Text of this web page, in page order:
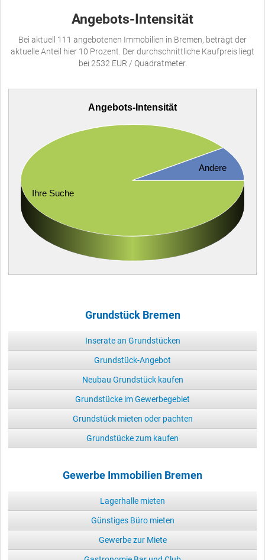
Angebots-Intensität
Bei aktuell 111 angebotenen Immobilien in Bremen, beträgt der
aktuelle Anteil hier 10 Prozent. Der durchschnittliche Kaufpreis liegt
bei 2532 EUR / Quadratmeter.
Angebots-Intensität
Ihre Suche
Andere
Grundstück Bremen
Inserate an Grundstücken
Grundstück-Angebot
Neubau Grundstück kaufen
Grundstücke im Gewerbegebiet
Grundstück mieten oder pachten
Grundstücke zum kaufen
Gewerbe Immobilien Bremen
Lagerhalle mieten
Günstiges Büro mieten
Gewerbe zur Miete